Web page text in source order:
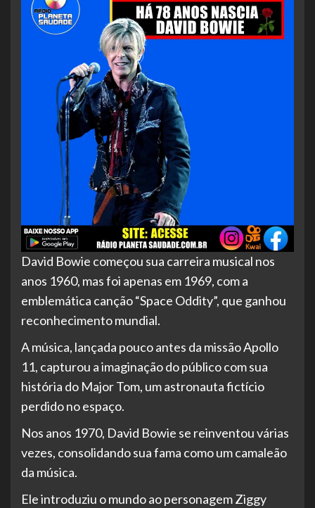
David Bowie começou sua carreira musical nos
anos 1960, mas foi apenas em 1969, com a
emblemática canção “Space Oddity”, que ganhou
reconhecimento mundial.
A música, lançada pouco antes da missão Apollo
11, capturou a imaginação do público com sua
história do Major Tom, um astronauta fictício
perdido no espaço.
Nos anos 1970, David Bowie se reinventou várias
vezes, consolidando sua fama como um camaleão
da música.
Ele introduziu o mundo ao personagem Ziggy